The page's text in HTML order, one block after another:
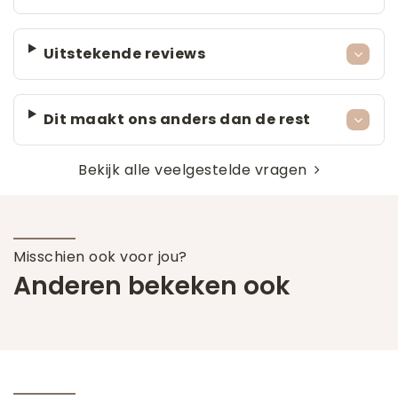
Uitstekende reviews
Dit maakt ons anders dan de rest
Bekijk alle veelgestelde vragen
Misschien ook voor jou?
Anderen bekeken ook